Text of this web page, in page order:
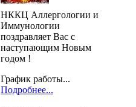
НККЦ Аллергологии и
Иммунологии
поздравляет Вас с
наступающим Новым
годом !
График работы...
Подробнее...